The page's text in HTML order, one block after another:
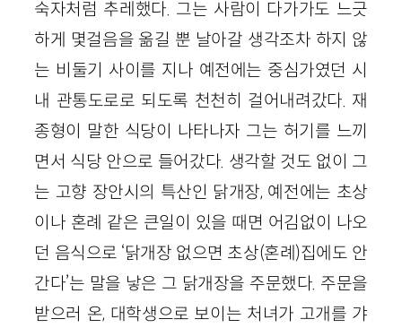
숙자처럼 추레했다. 그는 사람이 다가가도 느긋
하게 몇걸음을 옮길 뿐 날아갈 생각조차 하지 않
는 비둘기 사이를 지나 예전에는 중심가였던 시
내 관통도로로 되도록 천천히 걸어내려갔다. 재
종형이 말한 식당이 나타나자 그는 허기를 느끼
면서 식당 안으로 들어갔다. 생각할 것도 없이 그
는 고향 장안시의 특산인 닭개장, 예전에는 초상
이나 혼례 같은 큰일이 있을 때면 어김없이 나오
던 음식으로 ‘닭개장 없으면 초상(혼례)집에도 안
간다’는 말을 낳은 그 닭개장을 주문했다. 주문을
받으러 온, 대학생으로 보이는 처녀가 고개를 갸